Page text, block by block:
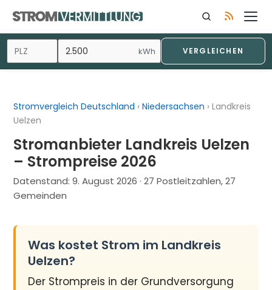
Inhalt
springen
kWh VERGLEICHEN
Stromvergleich Deutschland ›Niedersachsen ›Landkreis
Uelzen
Stromanbieter Landkreis Uelzen
– Strompreise 2026
Datenstand:9. August 2026 · 27 Postleitzahlen, 27
Gemeinden
Was kostet Strom im Landkreis
Uelzen?
Der Strompreis in der Grundversorgung